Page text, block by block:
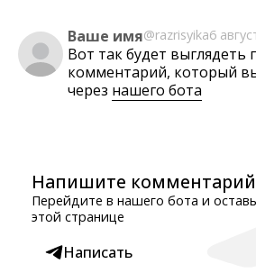
Ваше имя@razrisyika6
Вот так будет выглядеть
комментарий, который
через нашего бота
Напишите комментарий
Перейдите в нашего бота и
этой странице
Написать